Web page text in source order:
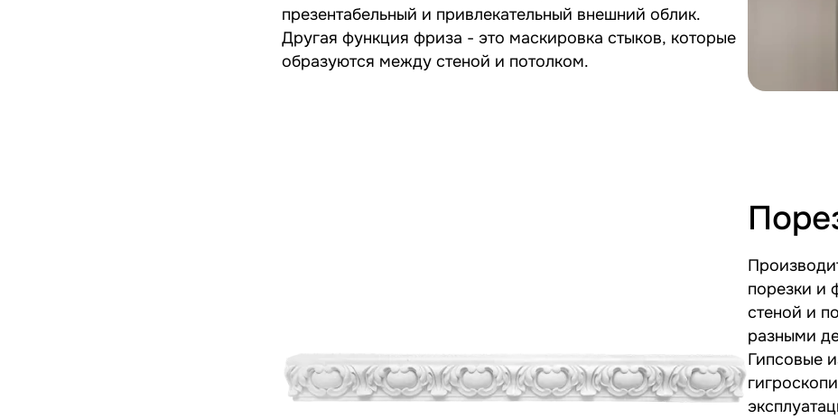
презентабельный и привлекательный внешний облик.
Другая функция фриза - это маскировка стыков, которые
образуются между стеной и потолком.
порезки и
стеной и
разными
Гипсовые